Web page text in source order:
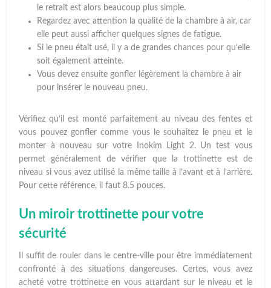
le retrait est alors beaucoup plus simple.
Regardez avec attention la qualité de la chambre à air, car
elle peut aussi afficher quelques signes de fatigue.
Si le pneu était usé, il y a de grandes chances pour qu’elle
soit également atteinte.
Vous devez ensuite gonfler légèrement la chambre à air
pour insérer le nouveau pneu.
Vérifiez qu’il est monté parfaitement au niveau des fentes et
vous pouvez gonfler comme vous le souhaitez le pneu et le
monter à nouveau sur votre Inokim Light 2. Un test vous
permet généralement de vérifier que la trottinette est de
niveau si vous avez utilisé la même taille à l’avant et à l’arrière.
Pour cette référence, il faut 8.5 pouces.
Un miroir trottinette pour votre
sécurité
Il suffit de rouler dans le centre-ville pour être immédiatement
confronté à des situations dangereuses. Certes, vous avez
acheté votre trottinette en vous attardant sur le niveau et le